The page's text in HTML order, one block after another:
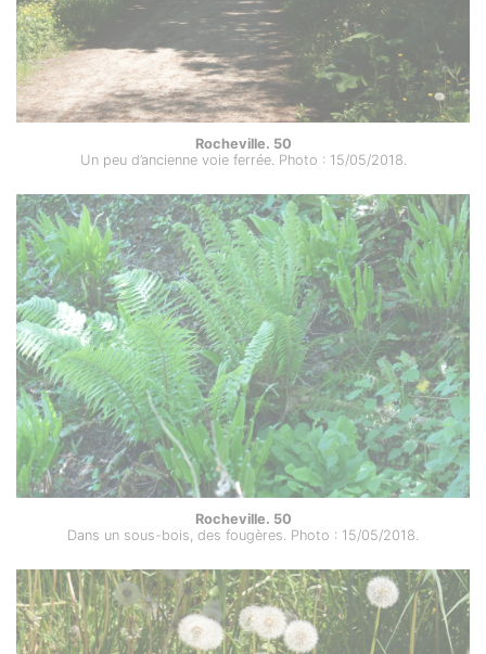
Rocheville. 50
Un peu d’ancienne voie ferrée. Photo : 15/05/2018.
Rocheville. 50
Dans un sous-bois, des fougères. Photo : 15/05/2018.